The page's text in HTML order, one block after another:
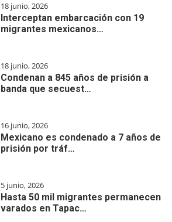
18 junio, 2026
Interceptan embarcación con 19
migrantes mexicanos…
18 junio, 2026
Condenan a 845 años de prisión a
banda que secuest…
16 junio, 2026
Mexicano es condenado a 7 años de
prisión por tráf…
5 junio, 2026
Hasta 50 mil migrantes permanecen
varados en Tapac…